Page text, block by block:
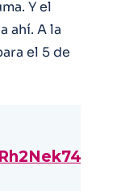
Y el
ahí. A la
el 5 de